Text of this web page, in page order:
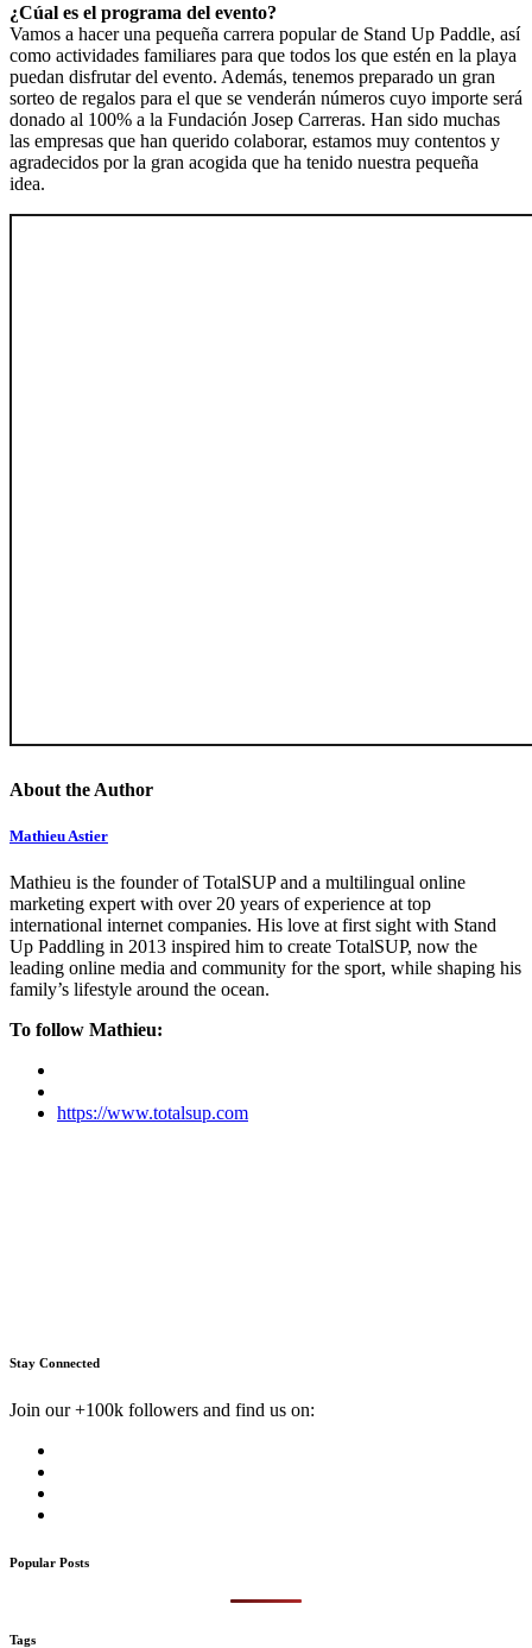
¿Cúal es el programa del evento?
Vamos a hacer una pequeña carrera popular de Stand Up Paddle, así
como actividades familiares para que todos los que estén en la playa
puedan disfrutar del evento. Además, tenemos preparado un gran
sorteo de regalos para el que se venderán números cuyo importe será
donado al 100% a la Fundación Josep Carreras. Han sido muchas
las empresas que han querido colaborar, estamos muy contentos y
agradecidos por la gran acogida que ha tenido nuestra pequeña
idea.
About the Author
Mathieu Astier
Mathieu is the founder of TotalSUP and a multilingual online
marketing expert with over 20 years of experience at top
international internet companies. His love at first sight with Stand
Up Paddling in 2013 inspired him to create TotalSUP, now the
leading online media and community for the sport, while shaping his
family’s lifestyle around the ocean.
To follow Mathieu:
https://www.totalsup.com
Stay Connected
Join our +100k followers and find us on:
Popular Posts
Tags